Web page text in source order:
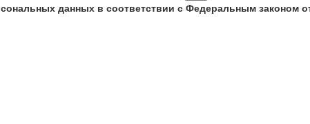
данных в соответствии с Федеральным законом